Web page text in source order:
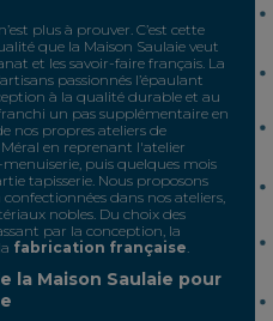
plus à prouver. C’est cette
que la Maison Saulaie veut
et les savoir-faire français. La
passionnés l’épaulant
à la qualité durable et au
un pas supplémentaire en
nos propres ateliers de
en reprenant l'atelier
puis quelques mois
tapisserie. Nous proposons
dans nos ateliers,
nobles. Du choix des
par la conception, la
fabrication française.
la Maison Saulaie pour